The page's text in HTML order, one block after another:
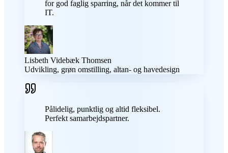
for god faglig sparring, når det kommer til
IT.
Lisbeth Videbæk Thomsen
Udvikling, grøn omstilling, altan- og havedesign
Pålidelig, punktlig og altid fleksibel.
Perfekt samarbejdspartner.